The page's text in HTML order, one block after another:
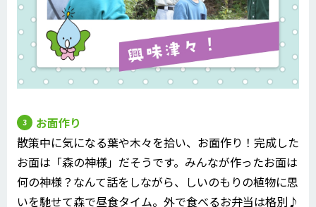
お面作り
散策中に気になる葉や木々を拾い、お面作り！完成した
お面は「森の神様」だそうです。みんなが作ったお面は
何の神様？なんて話をしながら、しいのもりの植物に思
いを馳せて森で昼食タイム。外で食べるお弁当は格別♪